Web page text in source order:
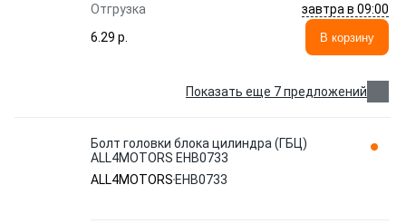
Отгрузка
завтра в 09:00
6.29 p.
В корзину
Показать еще 7 предложений
Болт головки блока цилиндра (ГБЦ)
ALL4MOTORS EHB0733
ALL4MOTORS EHB0733